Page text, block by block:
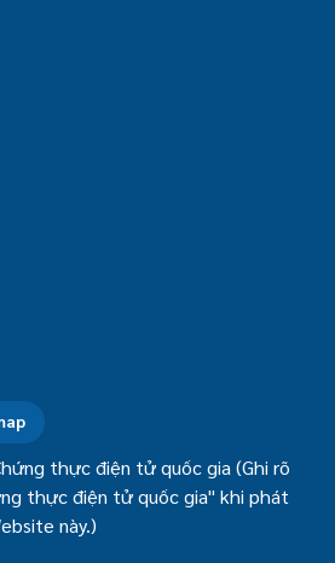
thực điện tử quốc gia (Ghi rõ
thực điện tử quốc gia" khi phát
này.)